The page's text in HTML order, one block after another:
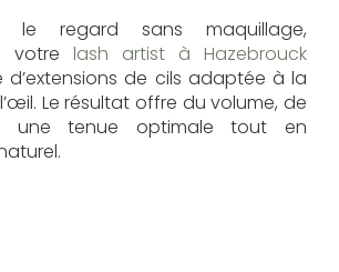
le regard sans maquillage,
votre lash artist à Hazebrouck
d’extensions de cils adaptée à la
Le résultat offre du volume, de
une tenue optimale tout en